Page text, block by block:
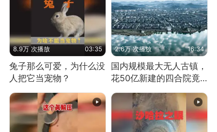
8.9万 次播放 03:35
兔子那么可爱，为什么没
人把它当宠物？
2.6万 次播放 16:34
国内规模最大无人古镇，
花50亿新建的四合院竟
没人住，发生了啥